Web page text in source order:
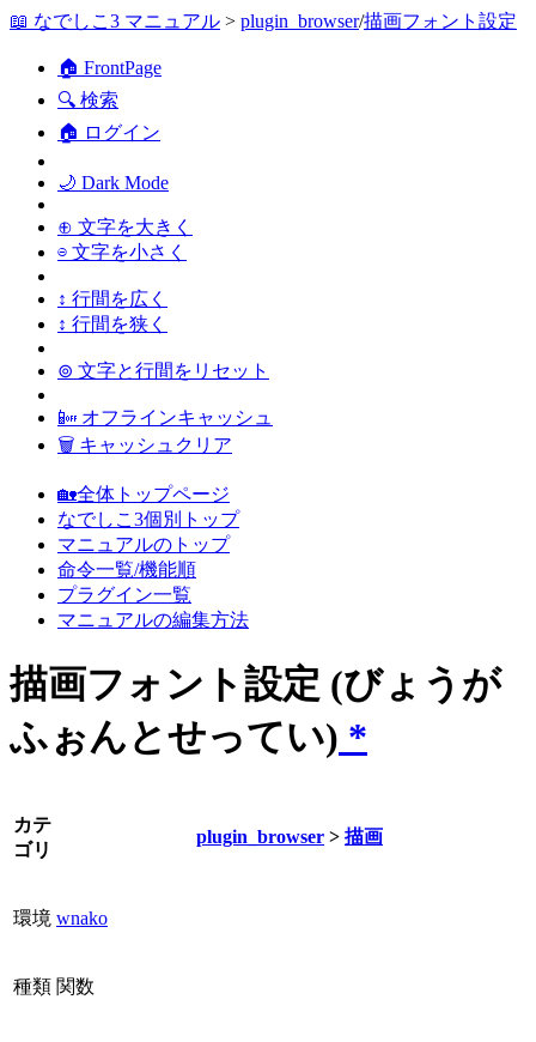
📖 なでしこ3 マニュアル > plugin_browser/描画フォント設定
🏠 FrontPage
🔍 検索
🏠 ログイン
🌙 Dark Mode
⊕ 文字を大きく
⊖ 文字を小さく
↕ 行間を広く
↕ 行間を狭く
⊚ 文字と行間をリセット
📴 オフラインキャッシュ
🗑 キャッシュクリア
🏡全体トップページ
なでしこ3個別トップ
マニュアルのトップ
命令一覧/機能順
プラグイン一覧
マニュアルの編集方法
描画フォント設定 (びょうが
ふぉんとせってい) *
カテ
ゴリ
plugin_browser > 描画
環境 wnako
種類 関数